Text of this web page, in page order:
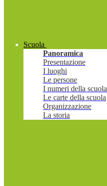
Scuola
Panoramica
Presentazione
I luoghi
Le persone
I numeri della scuola
Le carte della scuola
Organizzazione
La storia